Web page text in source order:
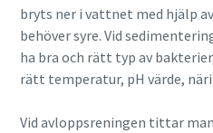
bryts ner i vattnet med hjälp
behöver syre. Vid
ha bra och rätt typ av
rätt temperatur, pH värde,
Vid avloppsreningen tittar